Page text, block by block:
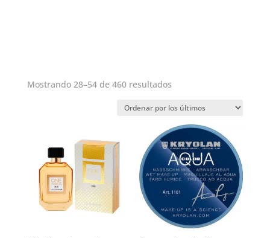
Mostrando 28–54 de 460 resultadosOrdenado
los
últimos